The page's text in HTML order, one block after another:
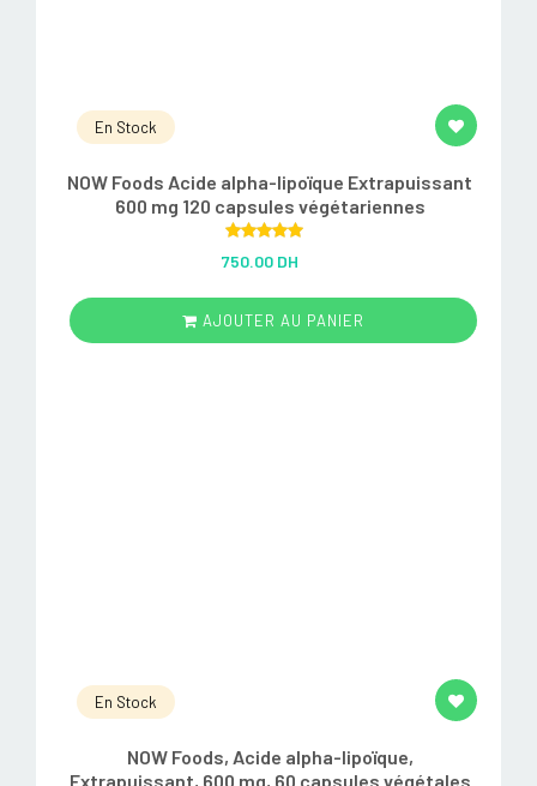
En Stock
NOW Foods Acide alpha-lipoïque Extrapuissant
600 mg 120 capsules végétariennes
out of 5
750.00 DH
AJOUTER AU PANIER
En Stock
NOW Foods, Acide alpha-lipoïque,
Extrapuissant, 600 mg, 60 capsules végétales